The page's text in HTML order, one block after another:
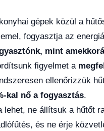
gépek közül a
fogyasztja az
mint
figyelmet a
ellenőrizzük
kal nő a fogyasztás.
lehet, ne állítsuk a hűtőt
és ne érje